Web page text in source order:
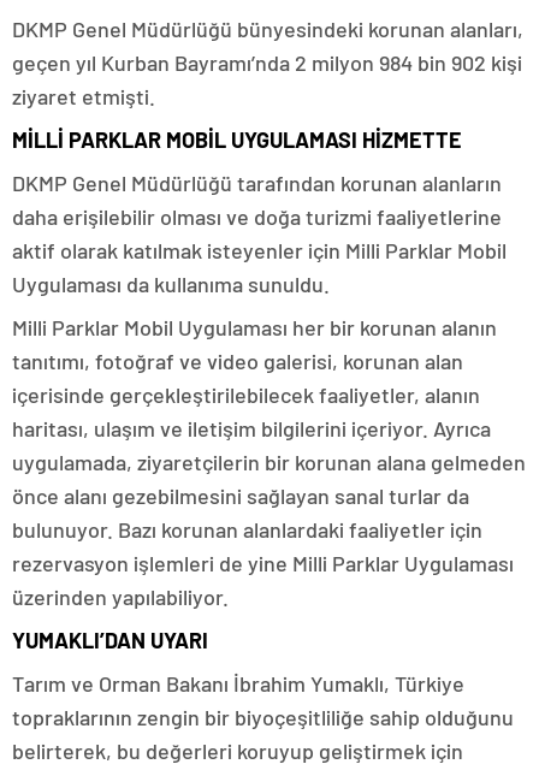
DKMP Genel Müdürlüğü bünyesindeki korunan alanları,
geçen yıl Kurban Bayramı’nda 2 milyon 984 bin 902 kişi
ziyaret etmişti.
MİLLİ PARKLAR MOBİL UYGULAMASI HİZMETTE
DKMP Genel Müdürlüğü tarafından korunan alanların
daha erişilebilir olması ve doğa turizmi faaliyetlerine
aktif olarak katılmak isteyenler için Milli Parklar Mobil
Uygulaması da kullanıma sunuldu.
Milli Parklar Mobil Uygulaması her bir korunan alanın
tanıtımı, fotoğraf ve video galerisi, korunan alan
içerisinde gerçekleştirilebilecek faaliyetler, alanın
haritası, ulaşım ve iletişim bilgilerini içeriyor. Ayrıca
uygulamada, ziyaretçilerin bir korunan alana gelmeden
önce alanı gezebilmesini sağlayan sanal turlar da
bulunuyor. Bazı korunan alanlardaki faaliyetler için
rezervasyon işlemleri de yine Milli Parklar Uygulaması
üzerinden yapılabiliyor.
YUMAKLI’DAN UYARI
Tarım ve Orman Bakanı İbrahim Yumaklı, Türkiye
topraklarının zengin bir biyoçeşitliliğe sahip olduğunu
belirterek, bu değerleri koruyup geliştirmek için